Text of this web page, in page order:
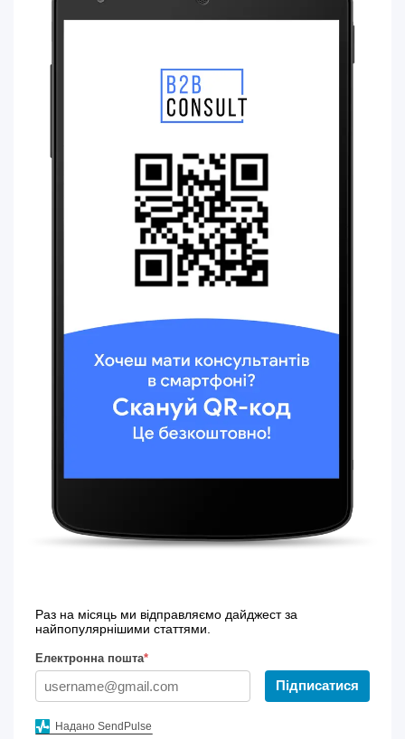
Раз на місяць ми відправляємо дайджест за
найпопулярнішими статтями.
Електронна пошта*
Підписатися
Надано SendPulse